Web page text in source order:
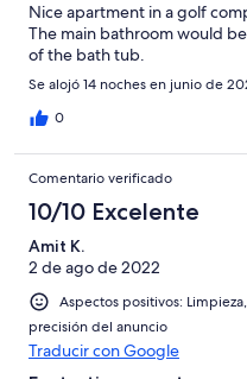
Nice apartment in a golf
The main bathroom would
of the bath tub.
Se alojó 14 noches en junio de
0
Comentario verificado
10/10 Excelente
Amit K.
2 de ago de 2022
Aspectos positivos:
precisión del anuncio
Traducir con Google